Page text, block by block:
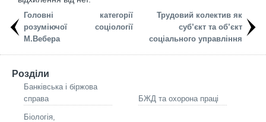
Головні категорії
розуміючої соціології
М.Вебера
Трудовий колектив як
суб’єкт та об’єкт
соціального управління
Розділи
Банківська і біржова
справа
БЖД та охорона праці
Біологія,